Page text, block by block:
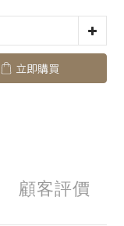
立即購買
顧客評價